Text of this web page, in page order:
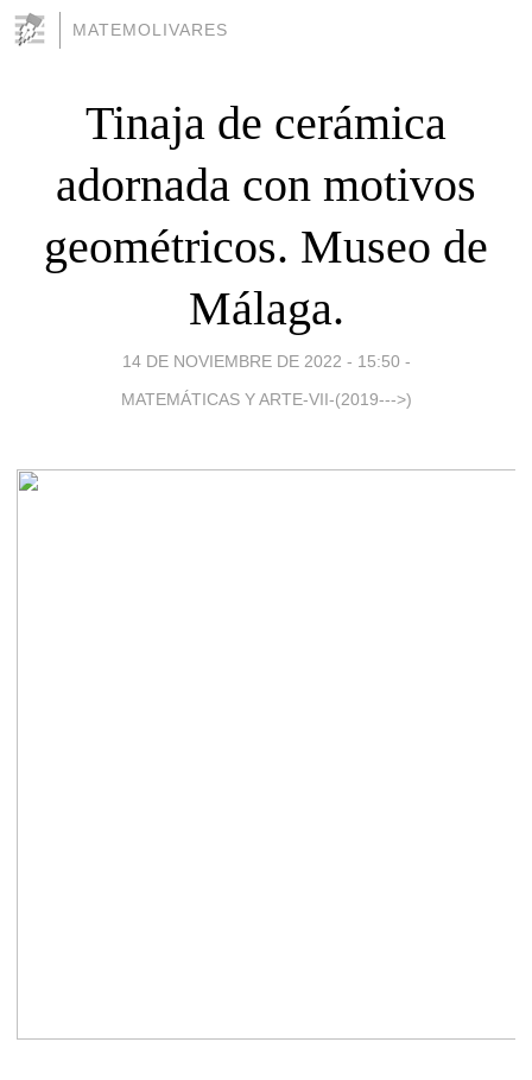
MATEMOLIVARES
Tinaja de cerámica
adornada con motivos
geométricos. Museo de
Málaga.
14 DE NOVIEMBRE DE 2022 - 15:50 -
MATEMÁTICAS Y ARTE-VII-(2019--->)